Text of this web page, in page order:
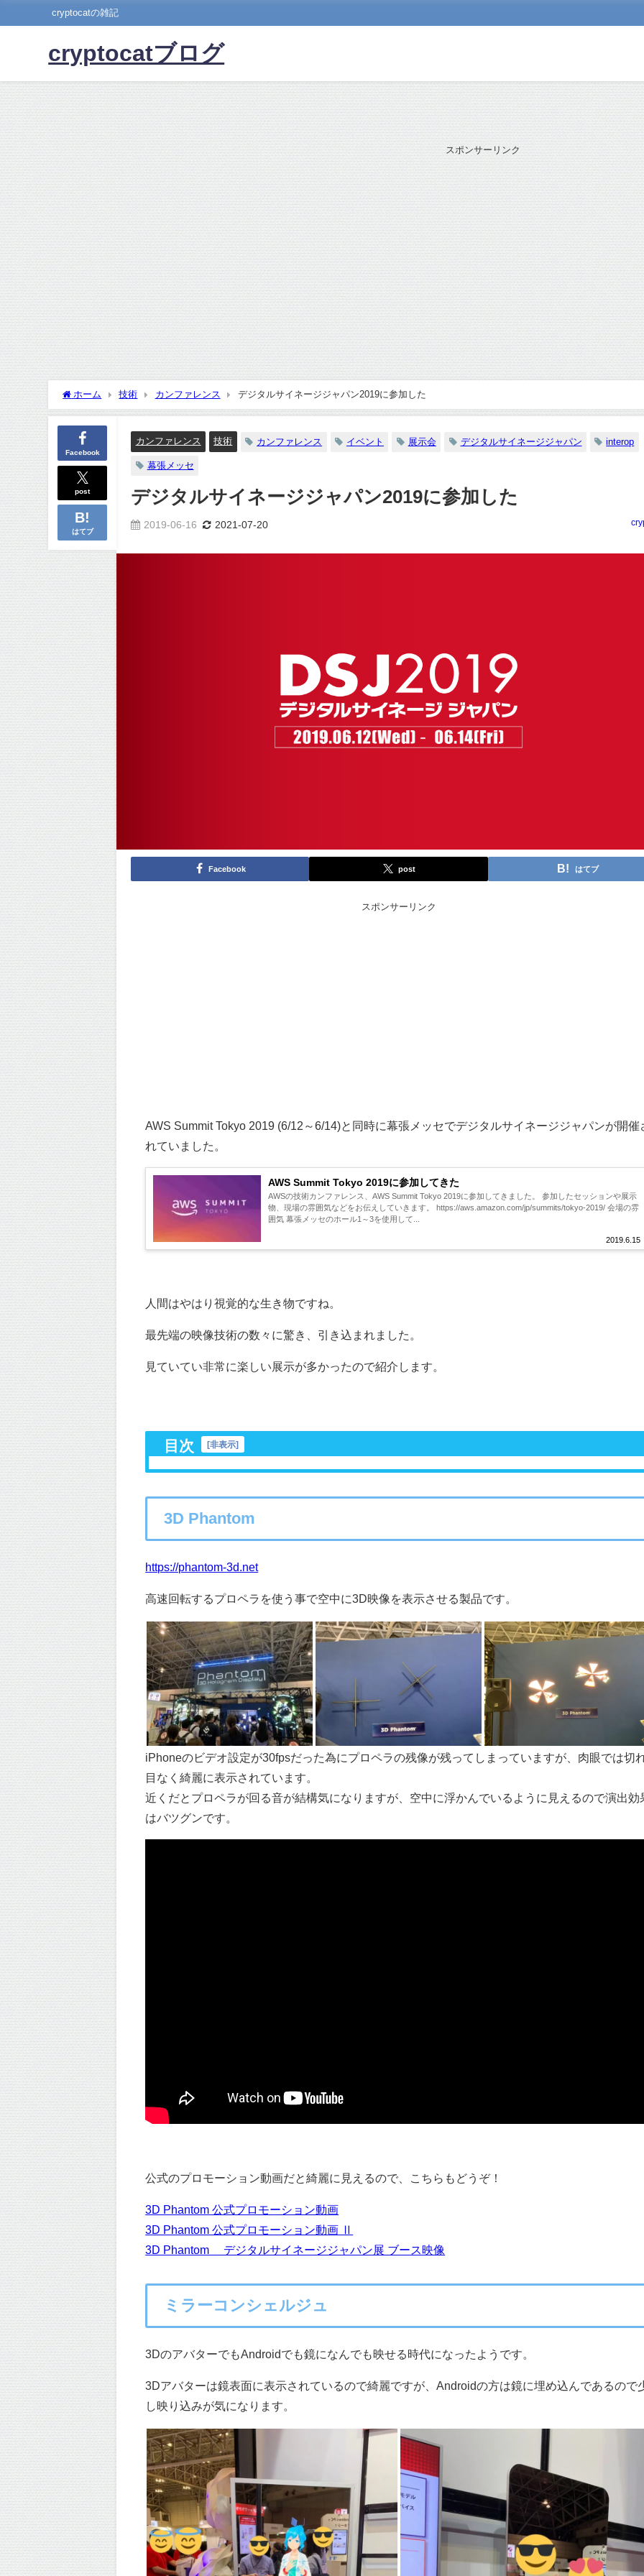
cryptocatの雑記
cryptocatブログ
スポンサーリンク
ホーム 技術 カンファレンス デジタルサイネージジャパン2019に参加した
Facebook
post
はてブ
カンファレンス 技術 カンファレンス イベント 展示会 デジタルサイネージジャパン interop
幕張メッセ
デジタルサイネージジャパン2019に参加した
2019-06-16 2021-07-20
Facebook post はてブ
スポンサーリンク
AWS Summit Tokyo 2019 (6/12～6/14)と同時に幕張メッセでデジタルサイネージジャパンが開催
れていました。
AWS Summit Tokyo 2019に参加してきた
2019.6.15
AWSの技術カンファレンス、AWS Summit Tokyo 2019に参加してきました。 参加したセッションや展示
物、現場の雰囲気などをお伝えしていきます。 https://aws.amazon.com/jp/summits/tokyo-2019/ 会場の雰
囲気 幕張メッセのホール1～3を使用して...
人間はやはり視覚的な生き物ですね。
最先端の映像技術の数々に驚き、引き込まれました。
見ていてい非常に楽しい展示が多かったので紹介します。
目次 [非表示]
3D Phantom
https://phantom-3d.net
高速回転するプロペラを使う事で空中に3D映像を表示させる製品です。
iPhoneのビデオ設定が30fpsだった為にプロペラの残像が残ってしまっていますが、肉眼では切
目なく綺麗に表示されています。
近くだとプロペラが回る音が結構気になりますが、空中に浮かんでいるように見えるので演出効
はバツグンです。
公式のプロモーション動画だと綺麗に見えるので、こちらもどうぞ！
3D Phantom 公式プロモーション動画
3D Phantom 公式プロモーション動画 Ⅱ
3D Phantom®︎ デジタルサイネージジャパン展 ブース映像
ミラーコンシェルジュ
3DのアバターでもAndroidでも鏡になんでも映せる時代になったようです。
3Dアバターは鏡表面に表示されているので綺麗ですが、Androidの方は鏡に埋め込んであるので
し映り込みが気になります。